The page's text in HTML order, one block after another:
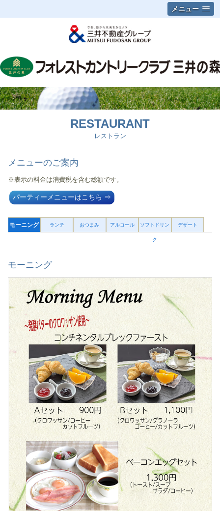
メニュー
RESTAURANT
レストラン
メニューのご案内
※表示の料金は消費税を含む総額です。
パーティーメニューはこちら ⇒
モーニング ランチ おつまみ アルコール ソフトドリン
ク
デザート
モーニング